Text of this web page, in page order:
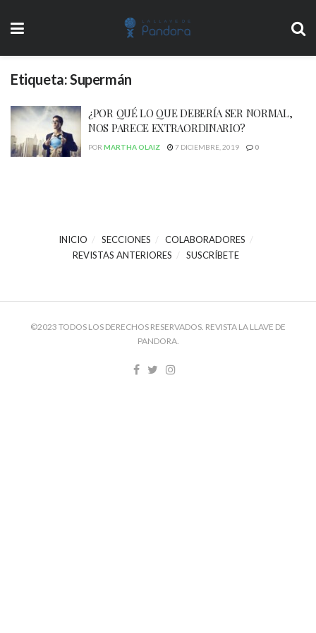
Etiqueta:Supermán
¿POR QUÉ LO QUE DEBERÍA SER NORMAL,
NOS PARECE EXTRAORDINARIO?
POR MARTHA OLAIZ 7 DICIEMBRE, 2019 0
INICIO SECCIONES
COLABORADORES
REVISTAS ANTERIORES
SUSCRÍBETE
©2023 TODOS LOS DERECHOS RESERVADOS. REVISTA LA LLAVE DE
PANDORA.